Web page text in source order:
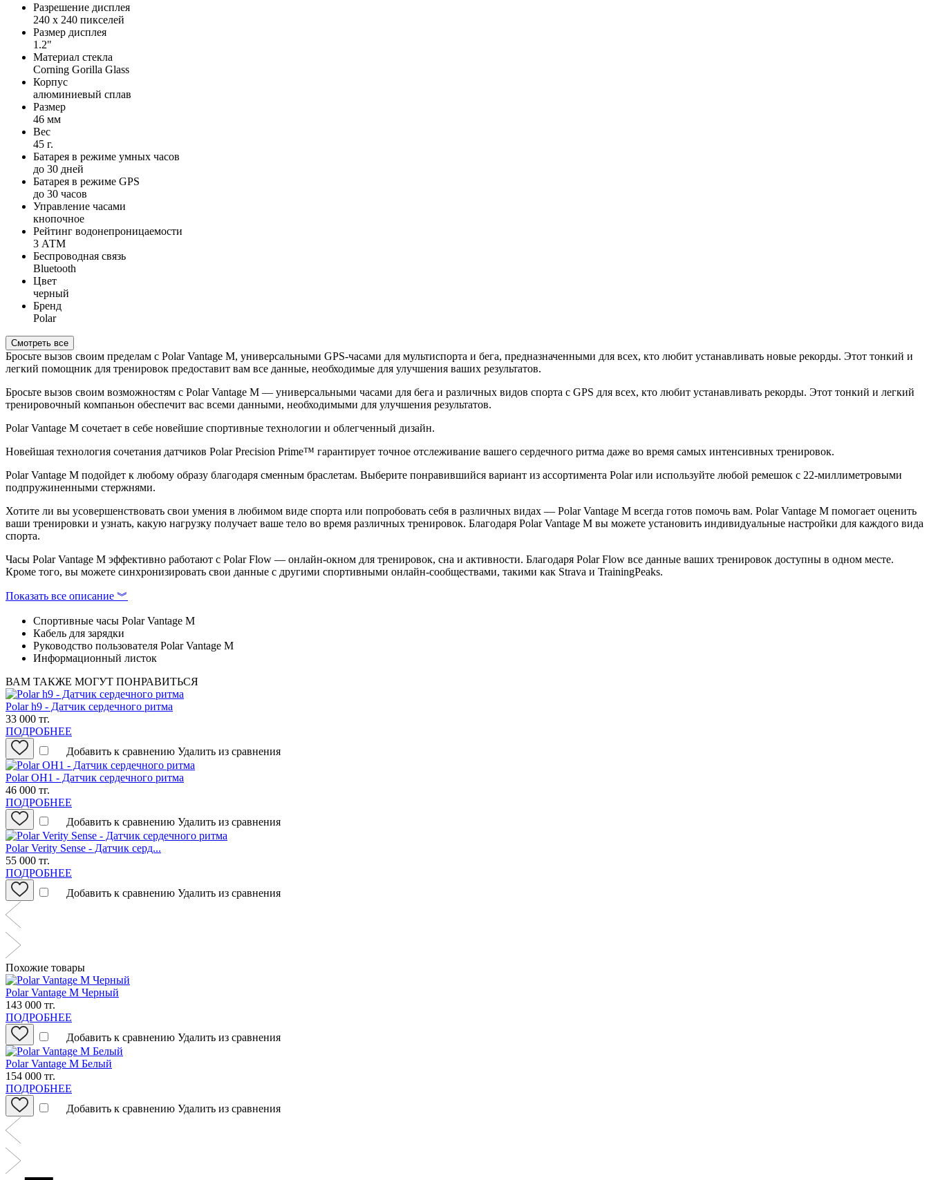
Разрешение дисплея
240 x 240 пикселей
Размер дисплея
1.2"
Материал стекла
Corning Gorilla Glass
Корпус
алюминиевый сплав
Размер
46 мм
Вес
45 г.
Батарея в режиме умных часов
до 30 дней
Батарея в режиме GPS
до 30 часов
Управление часами
кнопочное
Рейтинг водонепроницаемости
3 АТМ
Беспроводная связь
Bluetooth
Цвет
черный
Бренд
Polar
Смотреть все
Бросьте вызов своим пределам с Polar Vantage M, универсальными GPS-часами для мультиспорта и бега, предназначенными для всех, кто любит устанавливать новые рекорды. Этот тонкий и
легкий помощник для тренировок предоставит вам все данные, необходимые для улучшения ваших результатов.
Бросьте вызов своим возможностям с Polar Vantage M — универсальными часами для бега и различных видов спорта с GPS для всех, кто любит устанавливать рекорды. Этот тонкий и легкий
тренировочный компаньон обеспечит вас всеми данными, необходимыми для улучшения результатов.
Polar Vantage M сочетает в себе новейшие спортивные технологии и облегченный дизайн.
Новейшая технология сочетания датчиков Polar Precision Prime™ гарантирует точное отслеживание вашего сердечного ритма даже во время самых интенсивных тренировок.
Polar Vantage M подойдет к любому образу благодаря сменным браслетам. Выберите понравившийся вариант из ассортимента Polar или используйте любой ремешок с 22-миллиметровыми
подпружиненными стержнями.
Хотите ли вы усовершенствовать свои умения в любимом виде спорта или попробовать себя в различных видах — Polar Vantage M всегда готов помочь вам. Polar Vantage M помогает оценить
ваши тренировки и узнать, какую нагрузку получает ваше тело во время различных тренировок. Благодаря Polar Vantage M вы можете установить индивидуальные настройки для каждого вида
спорта.
Часы Polar Vantage M эффективно работают с Polar Flow — онлайн-окном для тренировок, сна и активности. Благодаря Polar Flow все данные ваших тренировок доступны в одном месте.
Кроме того, вы можете синхронизировать свои данные с другими спортивными онлайн-сообществами, такими как Strava и TrainingPeaks.
Показать все описание ︾
Спортивные часы Polar Vantage M
Кабель для зарядки
Руководство пользователя Polar Vantage M
Информационный листок
ВАМ ТАКЖЕ МОГУТ ПОНРАВИТЬСЯ
Polar h9 - Датчик сердечного ритма
33 000 тг.
ПОДРОБНЕЕ
Добавить к сравнению Удалить из сравнения
Polar OH1 - Датчик сердечного ритма
46 000 тг.
ПОДРОБНЕЕ
Добавить к сравнению Удалить из сравнения
Polar Verity Sense - Датчик серд...
55 000 тг.
ПОДРОБНЕЕ
Добавить к сравнению Удалить из сравнения
Похожие товары
Polar Vantage M Черный
143 000 тг.
ПОДРОБНЕЕ
Добавить к сравнению Удалить из сравнения
Polar Vantage M Белый
154 000 тг.
ПОДРОБНЕЕ
Добавить к сравнению Удалить из сравнения